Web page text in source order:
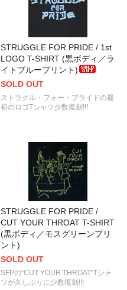
STRUGGLE FOR PRIDE / 1st
LOGO T-SHIRT (黒ボディ／ラ
イトブループリント)
SOLD OUT
ストラグル・フォー・プライドの最
初のロゴTシャツ少数復刻!!!
STRUGGLE FOR PRIDE /
CUT YOUR THROAT T-SHIRT
(黒ボディ／モスグリーンプリ
ント)
SOLD OUT
SFPの“CUT YOUR THROAT”Tシャ
ツが久しぶりに少数復刻!!!